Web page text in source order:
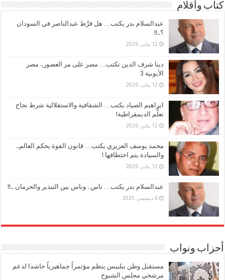
كتاب وأقلام
عبدالسلام بدر يكتب… هل فرَّط عبدالناصر في السودان
؟..!!
12 يناير، 2026
دينا شرف الدين تكتب… مصر على مر العصور.. مصر
الأيوبية 3
12 يناير، 2026
ابراهيم الصياد يكتب… الشفافية والاستقلالية شرط نجاح
تعلُّم الديمقراطية!
12 يناير، 2026
محمد يوسف العزيزي يكتب… قانون القوة يحكم العالم..
والسيادة يتم اختطافها !
12 يناير، 2026
عبدالسلام بدر يكتب… ناس . وناس بين التبذير والحرمان ..!!
6 ديسمبر، 2025
أحزاب ونواب
مستقبل وطن ببلبيس ينظم مؤتمراً جماهيرياً حاشدا لدعم
مرشحي مجلس الشيوخ